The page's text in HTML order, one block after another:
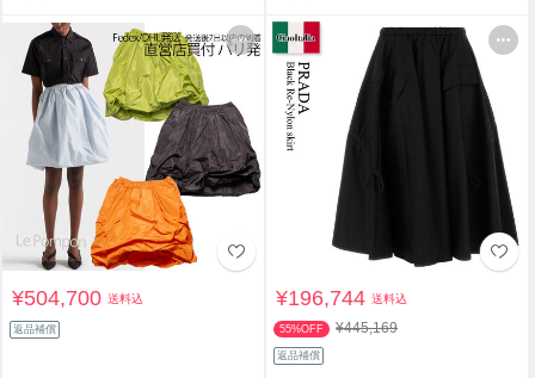
¥504,700送料込
返品補償
¥196,744送料込
55%OFF ¥445,169
返品補償